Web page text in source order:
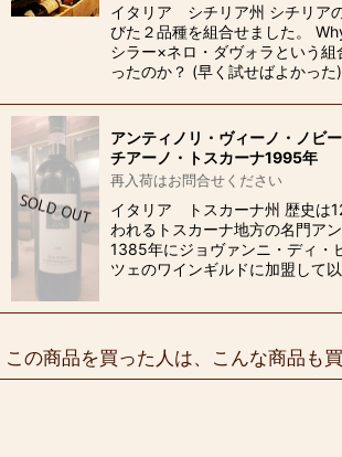
イタリア シチリア州 シチリア
びた２品種を組合せました。
シラー×ネロ・ダヴォラという組
ったのか？ (早く試せばよかっ
アンティノリ・ヴィーノ・ノビ
チアーノ・トスカーナ1995年
再入荷はお問合せください
イタリア トスカーナ州 歴史は
われるトスカーナ地方の名門アン
1385年にジョヴァンニ・ディ・
ツェのワインギルドに加盟して
この商品を買った人は、こんな商品も